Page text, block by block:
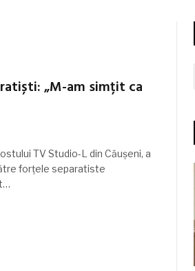
„M-am simțit ca
TV Studio-L din Căușeni, a
forțele separatiste